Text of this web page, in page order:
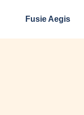
Fusie Aegis